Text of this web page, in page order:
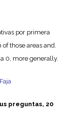
por primera
those areas and.
0, more generally.
preguntas, 20